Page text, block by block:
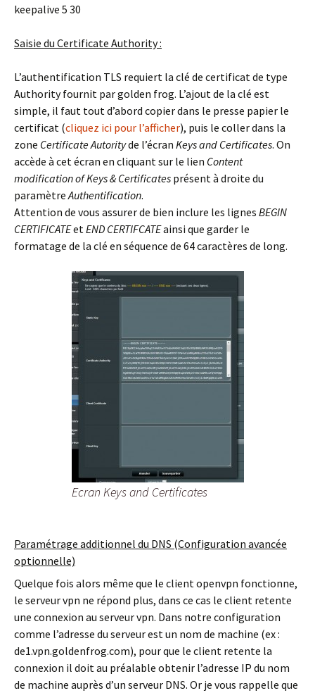
keepalive 5 30
Saisie du Certificate Authority :
L’authentification TLS requiert la clé de certificat de type
Authority fournit par golden frog. L’ajout de la clé est
simple, il faut tout d’abord copier dans le presse papier le
certificat (cliquez ici pour l’afficher), puis le coller dans la
zone Certificate Autorityde l’écran Keys and Certificates. On
accède à cet écran en cliquant sur le lien Content
modification of Keys & Certificates présent à droite du
paramètreAuthentification.
Attention de vous assurer de bien inclure les lignes BEGIN
CERTIFICATEet END CERTIFCATEainsi que garder le
formatage de la clé en séquence de 64 caractères de long.
Ecran Keys and Certificates
Paramétrage additionnel du DNS (Configuration avancée
optionnelle)
Quelque fois alors même que le client openvpn fonctionne,
le serveur vpn ne répond plus, dans ce cas le client retente
une connexion au serveur vpn. Dans notre configuration
comme l’adresse du serveur est un nom de machine (ex :
de1.vpn.goldenfrog.com), pour que le client retente la
connexion il doit au préalable obtenir l’adresse IP du nom
de machine auprès d’un serveur DNS. Or je vous rappelle que